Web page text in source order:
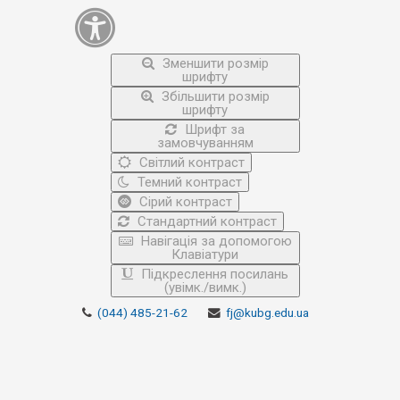
Зменшити розмір
шрифту
Збільшити розмір
шрифту
Шрифт за
замовчуванням
Світлий контраст
Темний контраст
Сірий контраст
Стандартний контраст
Навігація за допомогою
Клавіатури
Підкреслення посилань
(увімк./вимк.)
(044) 485-21-62 fj@kubg.edu.ua